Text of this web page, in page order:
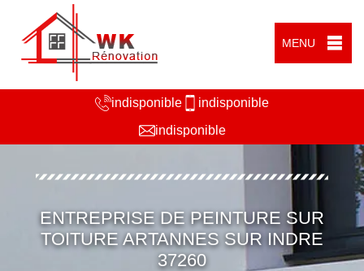
MENU
indisponible
indisponible
indisponible
ENTREPRISE DE PEINTURE SUR
TOITURE ARTANNES SUR INDRE
37260